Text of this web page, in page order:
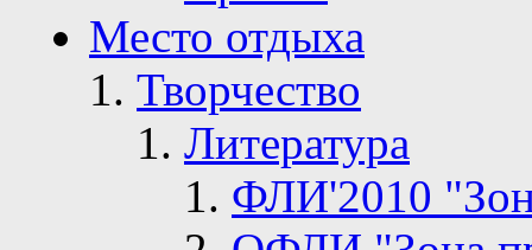
Место отдыха
Творчество
Литература
ФЛИ'2010